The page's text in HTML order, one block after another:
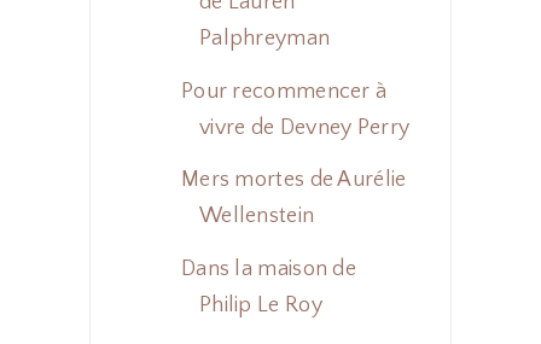
Palphreyman
Pour recommencer à
vivre de Devney Perry
Mers mortes de Aurélie
Wellenstein
Dans la maison de
Philip Le Roy